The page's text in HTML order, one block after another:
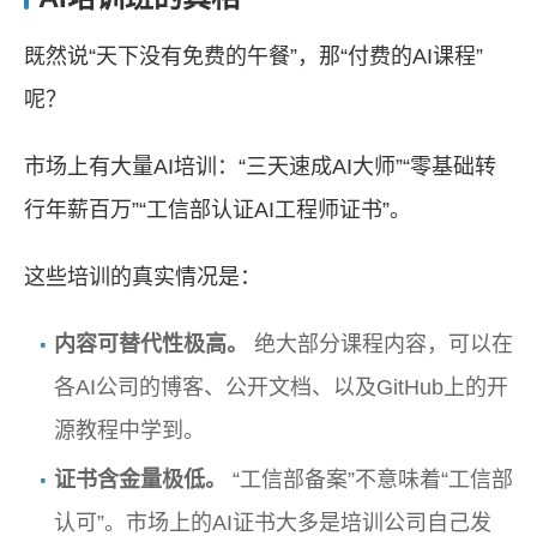
既然说“天下没有免费的午餐”，那“付费的AI课程”
呢？
市场上有大量AI培训：“三天速成AI大师”“零基础转
行年薪百万”“工信部认证AI工程师证书”。
这些培训的真实情况是：
内容可替代性极高。
绝大部分课程内容，可以在
各AI公司的博客、公开文档、以及GitHub上的开
源教程中学到。
证书含金量极低。
“工信部备案”不意味着“工信部
认可”。市场上的AI证书大多是培训公司自己发